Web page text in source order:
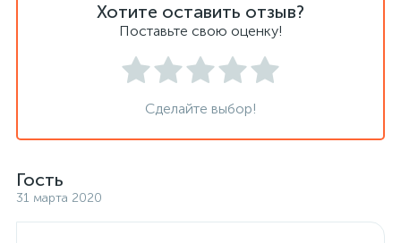
Хотите оставить отзыв?
Поставьте свою оценку!
Сделайте выбор!
Гость
31 марта 2020